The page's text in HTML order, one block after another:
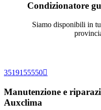
Condizionatore
Siamo disponibili in
3519155550
Manutenzione e
Auxclima